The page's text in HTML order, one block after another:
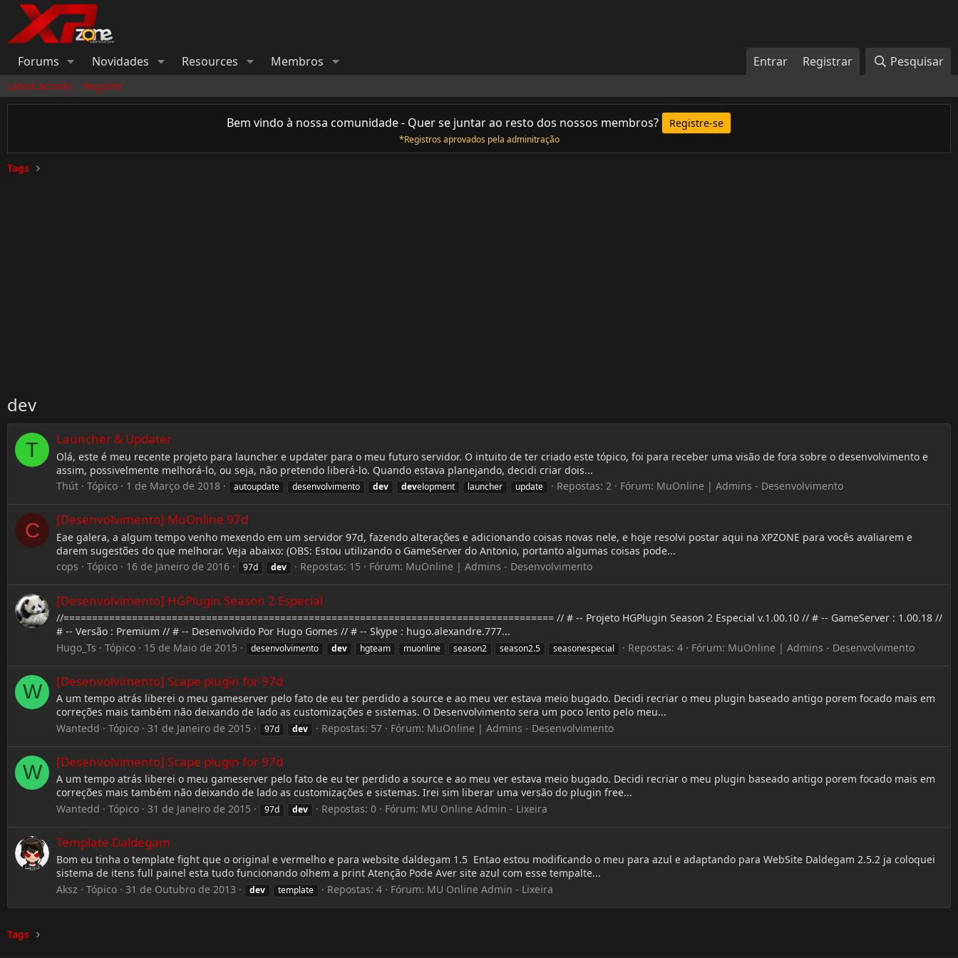
Forums Novidades Resources Membros Entrar Registrar Pesquisar
Latest activity Register
Bem vindo à nossa comunidade - Quer se juntar ao resto dos nossos membros? Registre-se
*Registros aprovados pela adminitração
Tags
dev
T Launcher & Updater
Olá, este é meu recente projeto para launcher e updater para o meu futuro servidor. O intuito de ter criado este tópico, foi para receber uma visão de fora sobre o desenvolvimento e
assim, possivelmente melhorá-lo, ou seja, não pretendo liberá-lo. Quando estava planejando, decidi criar dois...
Thút
Tópico 1 de Março de 2018 autoupdate desenvolvimento dev development launcher update Repostas: 2 Fórum: MuOnline | Admins - Desenvolvimento
C [Desenvolvimento] MuOnline 97d
Eae galera, a algum tempo venho mexendo em um servidor 97d, fazendo alterações e adicionando coisas novas nele, e hoje resolvi postar aqui na XPZONE para vocês avaliarem e
darem sugestões do que melhorar. Veja abaixo: (OBS: Estou utilizando o GameServer do Antonio, portanto algumas coisas pode...
cops
Tópico 16 de Janeiro de 2016 97d dev Repostas: 15 Fórum: MuOnline | Admins - Desenvolvimento
[Desenvolvimento] HGPlugin Season 2 Especial
//====================================================================================== // # -- Projeto HGPlugin Season 2 Especial v.1.00.10 // # -- GameServer : 1.00.18 //
# -- Versão : Premium // # -- Desenvolvido Por Hugo Gomes // # -- Skype : hugo.alexandre.777...
Hugo_Ts
Tópico 15 de Maio de 2015 desenvolvimento dev hgteam muonline season2 season2.5 seasonespecial Repostas: 4 Fórum: MuOnline | Admins - Desenvolvimento
W [Desenvolvimento] Scape plugin for 97d
A um tempo atrás liberei o meu gameserver pelo fato de eu ter perdido a source e ao meu ver estava meio bugado. Decidi recriar o meu plugin baseado antigo porem focado mais em
correções mais também não deixando de lado as customizações e sistemas. O Desenvolvimento sera um poco lento pelo meu...
Wantedd
Tópico 31 de Janeiro de 2015 97d dev Repostas: 57 Fórum: MuOnline | Admins - Desenvolvimento
W [Desenvolvimento] Scape plugin for 97d
A um tempo atrás liberei o meu gameserver pelo fato de eu ter perdido a source e ao meu ver estava meio bugado. Decidi recriar o meu plugin baseado antigo porem focado mais em
correções mais também não deixando de lado as customizações e sistemas. Irei sim liberar uma versão do plugin free...
Wantedd
Tópico 31 de Janeiro de 2015 97d dev Repostas: 0 Fórum: MU Online Admin - Lixeira
Template Daldegam
Bom eu tinha o template fight que o original e vermelho e para website daldegam 1.5 Entao estou modificando o meu para azul e adaptando para WebSite Daldegam 2.5.2 ja coloquei
sistema de itens full painel esta tudo funcionando olhem a print Atenção Pode Aver site azul com esse tempalte...
Aksz
Tópico 31 de Outubro de 2013 dev template Repostas: 4 Fórum: MU Online Admin - Lixeira
Tags